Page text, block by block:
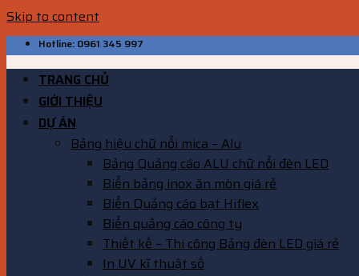
Skip to content
Hotline: 0961 345 997
TRANG CHỦ
GIỚI THIỆU
DỰ ÁN
Bảng hiệu chữ nổi mica – Alu
Bảng Quảng cáo ALU chữ nổi đèn LED
Biển bảng inox ăn mòn giá rẻ
Biển Quảng cáo bạt Hiflex
Biển quảng cáo công ty
Thiết kế – Thi công Bảng đèn LED giá rẻ
In UV kĩ thuật số